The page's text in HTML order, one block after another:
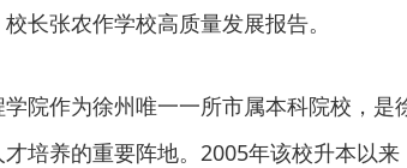
长张农作学校高质量发展报告。
院作为徐州唯一一所市属本科院校，是
培养的重要阵地。2005年该校升本以